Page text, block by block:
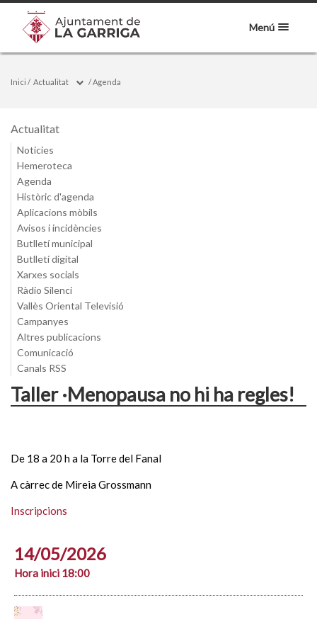
Menú
Inici / Actualitat /Agenda
Actualitat
Notícies
Hemeroteca
Agenda
Històric d'agenda
Aplicacions mòbils
Avisos i incidències
Butlletí municipal
Butlletí digital
Xarxes socials
Ràdio Silenci
Vallès Oriental Televisió
Campanyes
Altres publicacions
Comunicació
Canals RSS
Taller ·Menopausa no hi ha regles!
De 18 a 20 h a la Torre del Fanal
A càrrec de Mireia Grossmann
Inscripcions
14/05/2026
Hora inici 18:00